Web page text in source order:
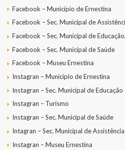
Facebook – Município de Ernestina
Facebook – Sec. Municipal de
Facebook – Sec. Municipal de
Facebook – Sec. Municipal de Saúde
Facebook – Museu Ernestina
Instagran – Município de Ernestina
Instagran – Sec. Municipal de Educação
Instagran – Turismo
Instagran – Sec. Municipal de Saúde
Intagran – Sec. Municipal de
Instagran – Museu Ernestina